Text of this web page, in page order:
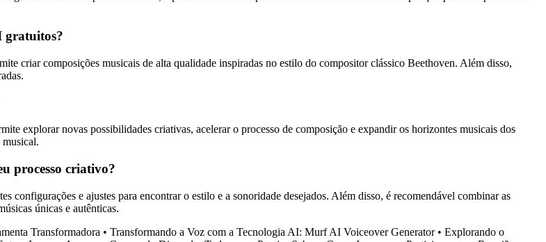
gratuitos?
criar composições musicais de alta qualidade inspiradas no estilo do compositor clássico Beethoven. Além disso,
explorar novas possibilidades criativas, acelerar o processo de composição e expandir os horizontes musicais dos
processo criativo?
e ajustes para encontrar o estilo e a sonoridade desejados. Além disso, é recomendável combinar as
únicas e autênticas.
Transformadora • Transformando a Voz com a Tecnologia AI: Murf AI Voiceover Generator• Explorando o